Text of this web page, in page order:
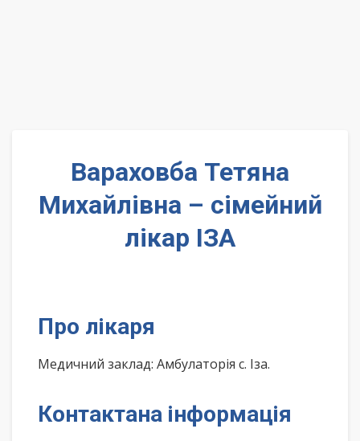
Вараховба Тетяна
Михайлівна – сімейний
лікар ІЗА
Про лікаря
Медичний заклад: Амбулаторія с. Іза.
Контактана інформація